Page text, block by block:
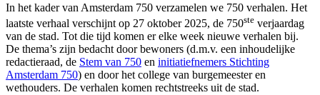
In het kader van Amsterdam 750 verzamelen we 750 verhalen. Het
laatste verhaal verschijnt op 27 oktober 2025, de 750ste verjaardag
van de stad. Tot die tijd komen er elke week nieuwe verhalen bij.
De thema’s zijn bedacht door bewoners (d.m.v. een inhoudelijke
redactieraad, de Stem van 750 en initiatiefnemers Stichting
Amsterdam 750) en door het college van burgemeester en
wethouders. De verhalen komen rechtstreeks uit de stad.